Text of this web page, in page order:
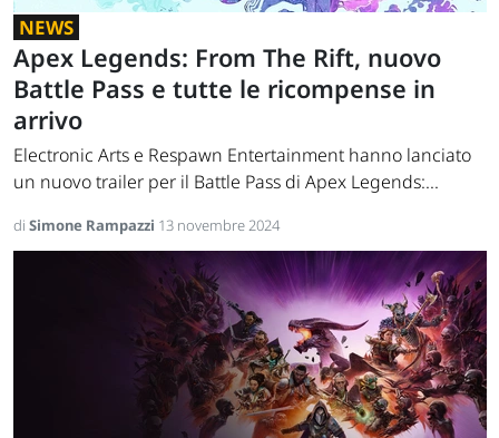
NEWS
Apex Legends: From The Rift, nuovo
Battle Pass e tutte le ricompense in
arrivo
Electronic Arts e Respawn Entertainment hanno lanciato
un nuovo trailer per il Battle Pass di Apex Legends:...
di Simone Rampazzi 13 novembre 2024